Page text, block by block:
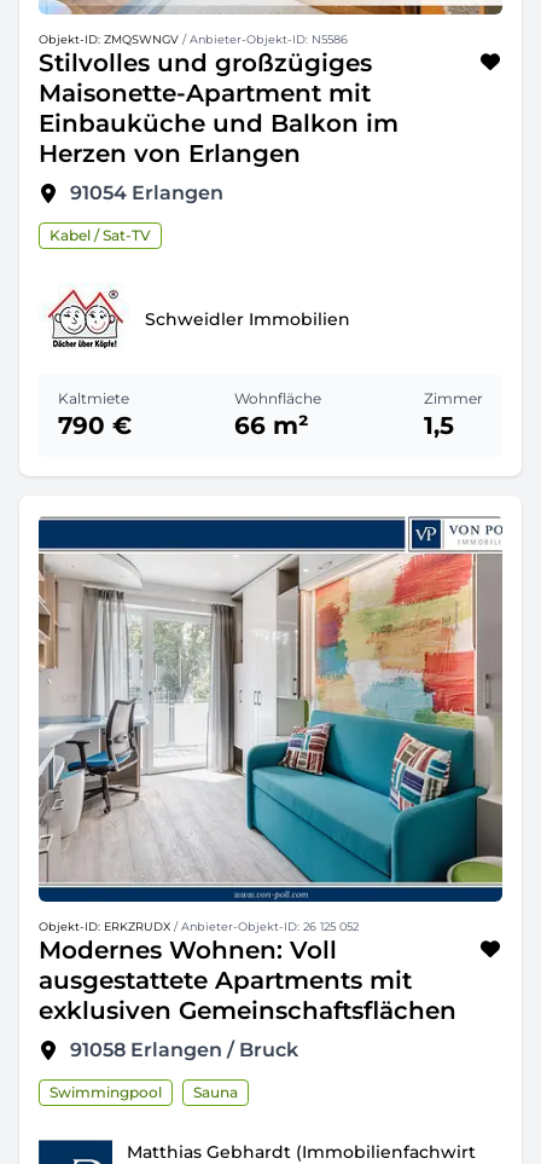
Objekt-ID: ZMQSWNGV / Anbieter-Objekt-ID: N5586
Stilvolles und großzügiges
Maisonette-Apartment mit
Einbauküche und Balkon im
Herzen von Erlangen
91054 Erlangen
Kabel / Sat-TV
Schweidler Immobilien
Kaltmiete
790 €
Wohnfläche
66 m²
Zimmer
1,5
Objekt-ID: ERKZRUDX / Anbieter-Objekt-ID: 26 125 052
Modernes Wohnen: Voll
ausgestattete Apartments mit
exklusiven Gemeinschaftsflächen
91058 Erlangen / Bruck
Swimmingpool Sauna
Matthias Gebhardt (Immobilienfachwirt